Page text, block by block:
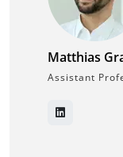
Matthias
Assistant